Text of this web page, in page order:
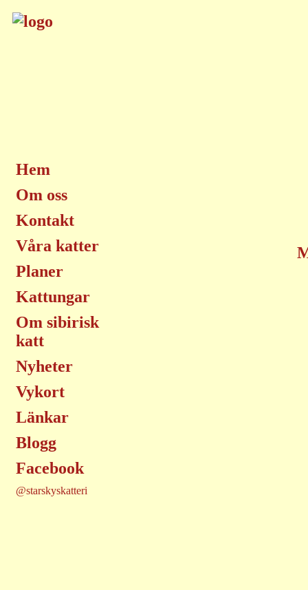
Hem
Om oss
Kontakt
Våra katter
Planer
Kattungar
Om sibirisk
katt
Nyheter
Vykort
Länkar
Blogg
Facebook
@starskyskatteri